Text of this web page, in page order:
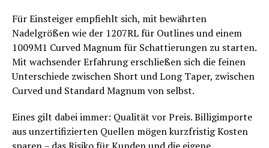
Für Einsteiger empfiehlt sich, mit bewährten
Nadelgrößen wie der 1207RL für Outlines und einem
1009M1 Curved Magnum für Schattierungen zu starten.
Mit wachsender Erfahrung erschließen sich die feinen
Unterschiede zwischen Short und Long Taper, zwischen
Curved und Standard Magnum von selbst.
Eines gilt dabei immer: Qualität vor Preis. Billigimporte
aus unzertifizierten Quellen mögen kurzfristig Kosten